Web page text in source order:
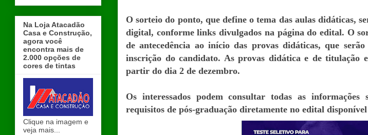
O sorteio do ponto, que define o tema das aulas didáticas,
digital, conforme links divulgados na página do edital. O
de antecedência ao início das provas didáticas, que
inscrição do candidato. As provas didática e de titulação
partir do dia 2 de dezembro.
Os interessados podem consultar todas as informações
requisitos de pós-graduação diretamente no edital
Na Loja Atacadão
Casa e Construção,
agora você
encontra mais de
2.000 opções de
cores de tintas
Clique na imagem e
veja mais...